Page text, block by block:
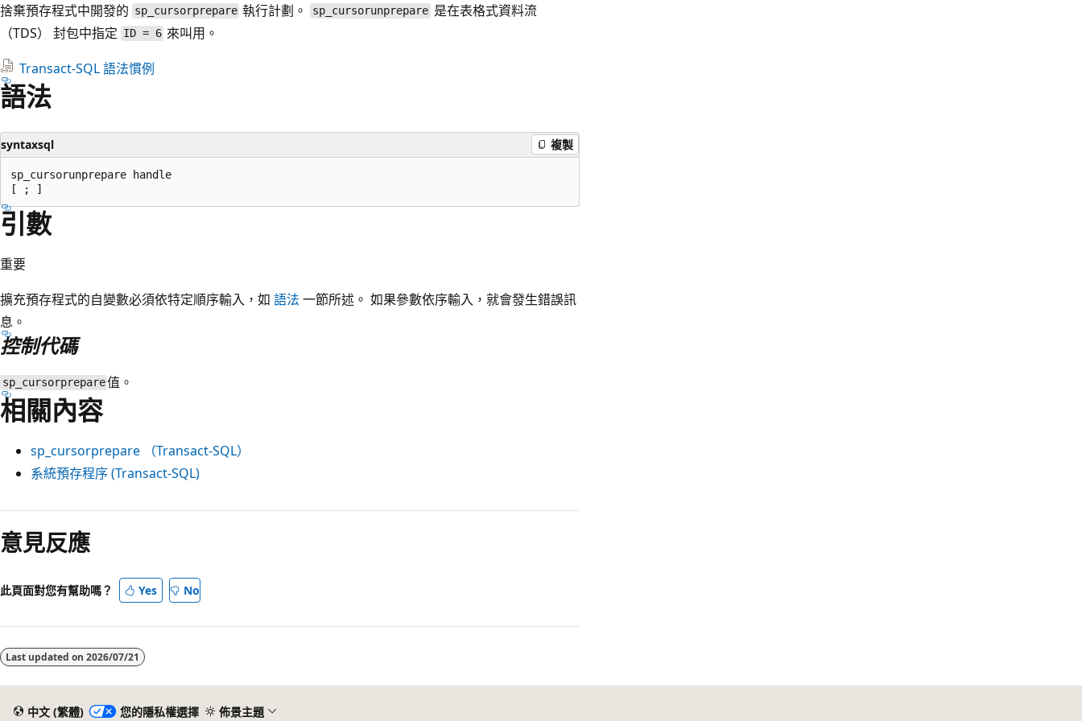
捨棄預存程式中開發的 sp_cursorprepare 執行計劃。 sp_cursorunprepare 是在表格式資料流
（TDS） 封包中指定 ID = 6 來叫用。
Transact-SQL 語法慣例
語法
syntaxsql 複製
sp_cursorunprepare handle
引數
重要
擴充預存程式的自變數必須依特定順序輸入，如 語法 一節所述。 如果參數依序輸入，就會發生錯誤訊
息。
控制代碼
sp_cursorprepare值。
相關內容
sp_cursorprepare （Transact-SQL）
系統預存程序 (Transact-SQL)
意見反應
此頁面對您有幫助嗎？ Yes No
Last updated on 2026/07/21
中文 (繁體) 您的隱私權選擇 佈景主題